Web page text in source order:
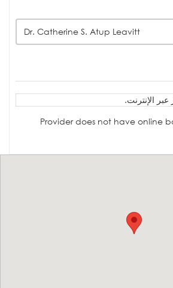
Dr. Catherine S. Atup Leavitt
الإنترنت.
Provider does not have online